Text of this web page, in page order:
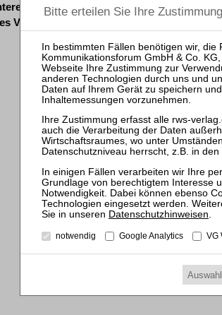
des Darlehensgebers geschützt
Vertrags stehen.
Datenschutzhinweisen
notwendig Google Analytics VG